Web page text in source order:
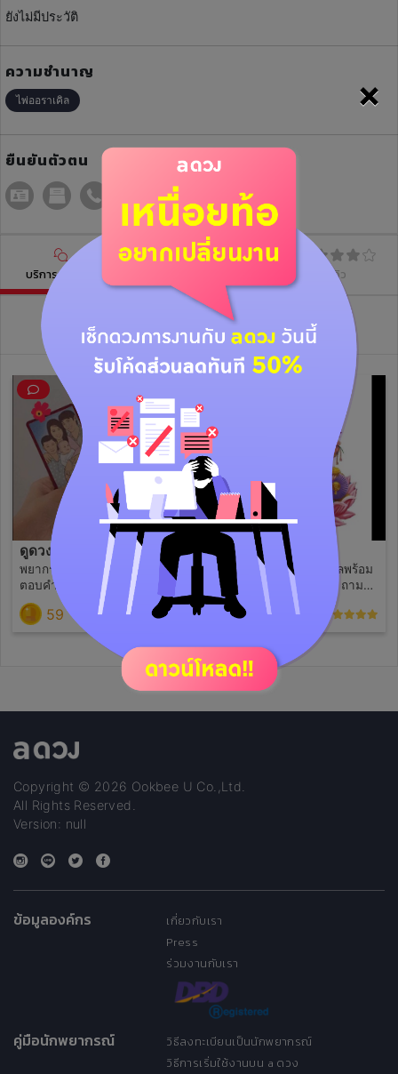
×
ยังไม่มีประวัติ
ความชำนาญ
ไพ่ออราเคิล
ยืนยันตัวตน
บริการฝากดวง รีวิว
วิดีโอไลฟ์ย้อนหลัง
ดูดวงไพ่ ไม่จำกัดคำถาม
พยากรณ์ด้วยไพ่ออราเคิลพร้อม
ตอบคำถามแบบละเอียด เรื่อง
ความรัก การงาน การเงิน
สุขภาพ การเรียน โชคลาภ และ
เรื่องทั่วไป ขออนุญาตไม่ตอบ
เรื่องผิดศีลธรรม เนื้อคู่ ความ
เป็น-ตาย เพศเด็กในท้อง สิ่งที่
ตรง คือ การมีคนคอยรับฟัง ค่า
ด้วยค่ะ moon and back #แม่
หมอมูน
59
ปิดก่อนนะคะ
พยากรณ์ด้วยไพ่ออราเคิลพร้อม
ตอบคำถามแบบละเอียด ถามได้
ฟรี 1 คำถามค่ะ เรื่องความรัก
การงาน การเงิน สุขภาพ การ
เรียน โชคลาภ และเรื่องทั่วไป
ขออนุญาตไม่ตอบเรื่องผิดศีล
ธรรม เนื้อคู่ ความเป็น -ตาย
เพศเด็กในท้อง สิ่งที่มองไม่เห็น
ฟรี (54)
Copyright © 2026 Ookbee U Co.,Ltd.
All Rights Reserved.
Version: null
ข้อมูลองค์กร
เกี่ยวกับเรา
Press
ร่วมงานกับเรา
คู่มือนักพยากรณ์
วิธีลงทะเบียนเป็นนักพยากรณ์
วิธีการเริ่มใช้งานบน a ดวง